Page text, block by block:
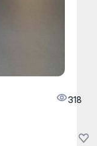
318